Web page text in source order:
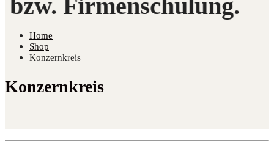
Home
Shop
Konzernkreis
Konzernkreis